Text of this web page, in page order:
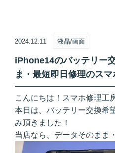
2024.12.11 液晶/画面
iPhone14のバッテリー
ま・最短即日修理のス
こんにちは！スマホ修理工
本日は、バッテリー交換希
み頂きました！
当店なら、データそのまま